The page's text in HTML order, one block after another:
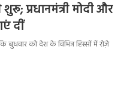
प्रधानमंत्री मोदी और
दीं
को देश के विभिन्न हिस्सों में रोज़े